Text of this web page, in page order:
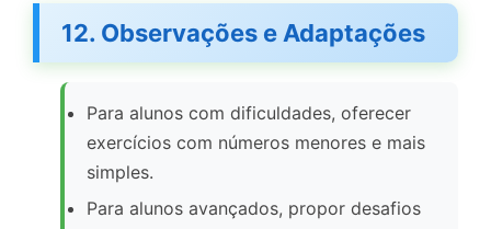
12. Observações e Adaptações
Para alunos com dificuldades, oferecer
exercícios com números menores e mais
simples.
Para alunos avançados, propor desafios